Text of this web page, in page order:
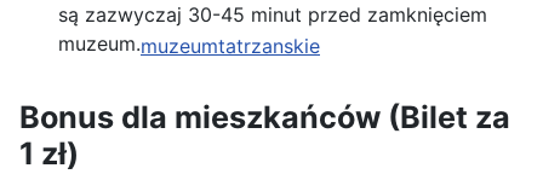
są zazwyczaj 30-45 minut przed zamknięciem
muzeum.muzeumtatrzanskie
Bonus dla mieszkańców (Bilet za
1 zł)